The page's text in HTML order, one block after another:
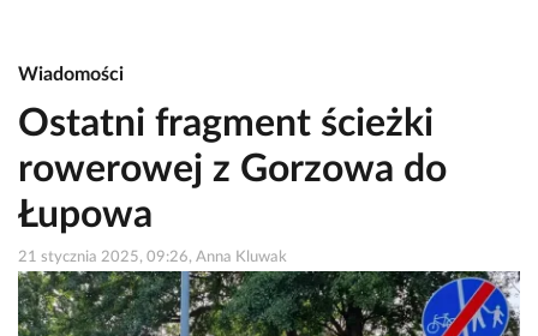
Wiadomości
Ostatni fragment ścieżki
rowerowej z Gorzowa do
Łupowa
21 stycznia 2025, 09:26, Anna Kluwak